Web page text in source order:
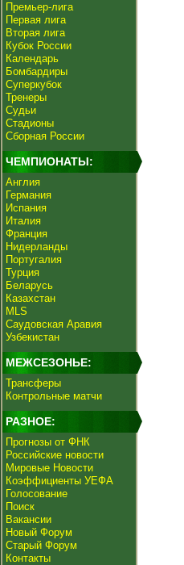
Премьер-лига
Первая лига
Вторая лига
Кубок России
Календарь
Бомбардиры
Суперкубок
Тренеры
Судьи
Стадионы
Сборная России
ЧЕМПИОНАТЫ:
Англия
Германия
Испания
Италия
Франция
Нидерланды
Португалия
Турция
Беларусь
Казахстан
MLS
Саудовская Аравия
Узбекистан
МЕЖСЕЗОНЬЕ:
Трансферы
Контрольные матчи
РАЗНОЕ:
Прогнозы от ФНК
Российские новости
Мировые Новости
Коэффициенты УЕФА
Голосование
Поиск
Вакансии
Новый Форум
Старый Форум
Контакты